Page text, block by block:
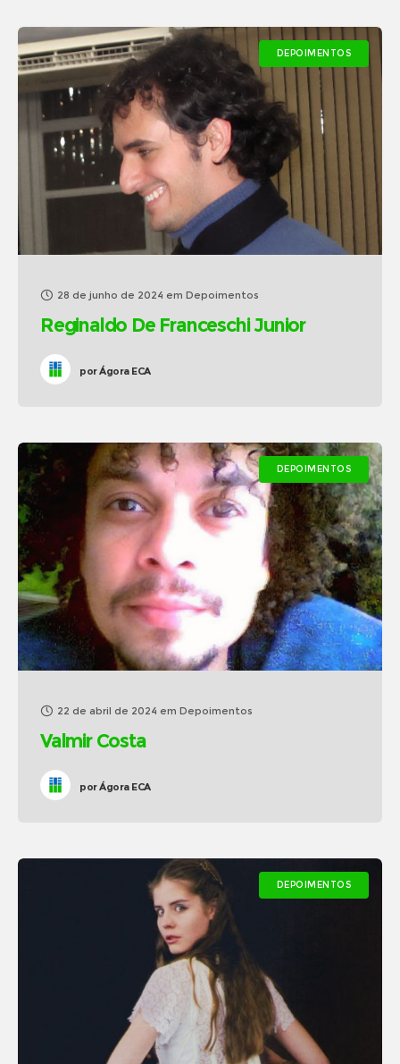
DEPOIMENTOS
28 de junho de 2024 em Depoimentos
Reginaldo De Franceschi Junior
porÁgora ECA
DEPOIMENTOS
22 de abril de 2024 em Depoimentos
Valmir Costa
porÁgora ECA
DEPOIMENTOS